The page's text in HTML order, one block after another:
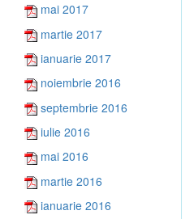
mai 2017
martie 2017
ianuarie 2017
noiembrie 2016
septembrie 2016
iulie 2016
mai 2016
martie 2016
ianuarie 2016